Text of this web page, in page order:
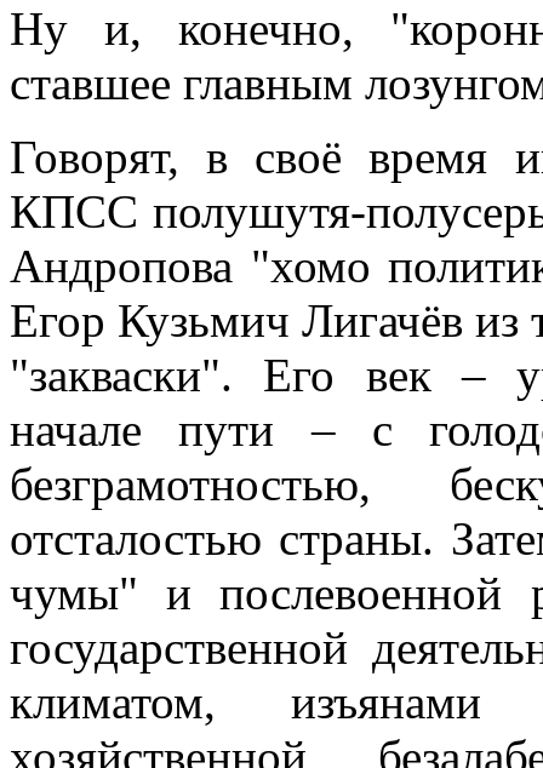
Ну и, конечно,
ставшее главным
Говорят, в своё время
КПСС полушутя-
Андропова "хомо
Егор Кузьмич Лигачёв
"закваски". Его век –
начале пути – с
безграмотностью,
отсталостью страны.
чумы" и послевоенной
государственной
климатом, изъянами
хозяйственной